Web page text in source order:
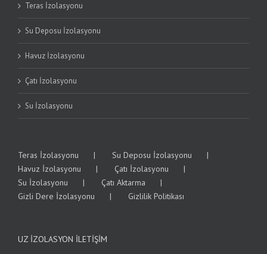
Teras İzolasyonu
Su Deposu İzolasyonu
Havuz İzolasyonu
Çatı İzolasyonu
Su İzolasyonu
Teras İzolasyonu
Su Deposu İzolasyonu
Havuz İzolasyonu
Çatı İzolasyonu
Su İzolasyonu
Çatı Aktarma
Gizli Dere İzolasyonu
Gizlilik Politikası
UZ İZOLASYON İLETIŞIM